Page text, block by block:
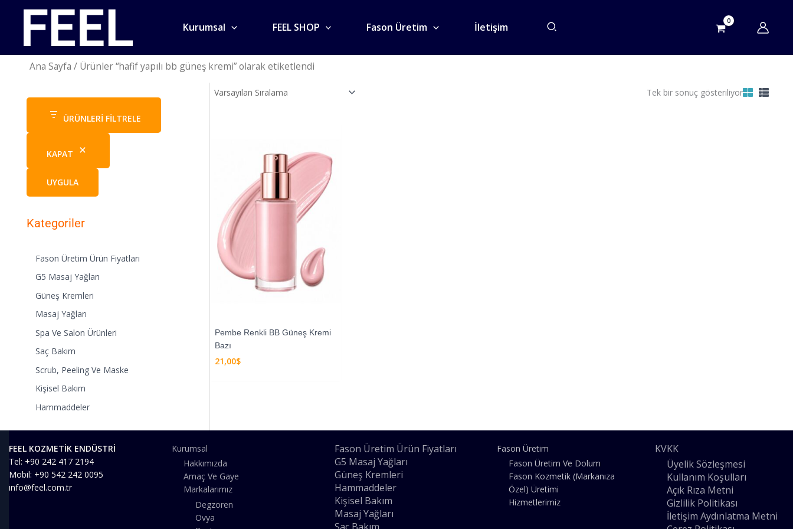
Kurumsal FEEL SHOP Fason Üretim İletişim
Ana Sayfa / Ürünler “hafif yapılı bb güneş kremi” olarak etiketlendi
ÜRÜNLERI FILTRELE
KAPAT
UYGULA
Kategoriler
Fason Üretim Ürün Fiyatları
G5 Masaj Yağları
Güneş Kremleri
Masaj Yağları
Spa Ve Salon Ürünleri
Saç Bakım
Scrub, Peeling Ve Maske
Kişisel Bakım
Hammaddeler
Tek bir sonuç gösteriliyor
Pembe Renkli BB Güneş Kremi
Bazı
21,00$
FEEL KOZMETİK ENDÜSTRİ
Tel: +90 242 417 2194
Mobil: +90 542 242 0095
info@feel.com.tr
Kurumsal
Hakkımızda
Amaç Ve Gaye
Markalarımız
Degzoren
Ovya
Fason Üretim Ürün Fiyatları
G5 Masaj Yağları
Güneş Kremleri
Hammaddeler
Kişisel Bakım
Masaj Yağları
Fason Üretim
Fason Üretim Ve Dolum
Fason Kozmetik (Markanıza
Özel) Üretimi
Hizmetlerimiz
KVKK
Üyelik Sözleşmesi
Kullanım Koşulları
Açık Rıza Metni
Gizlilik Politikası
İletişim Aydınlatma Metni